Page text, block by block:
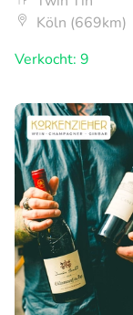
Köln (669km)
Verkocht: 9